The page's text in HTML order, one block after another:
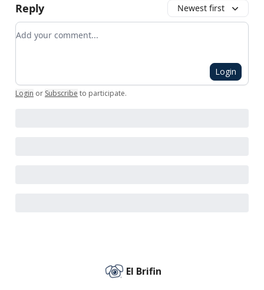
Reply Newest first
Add your comment
Login
Login or Subscribe to participate.
El Brifin